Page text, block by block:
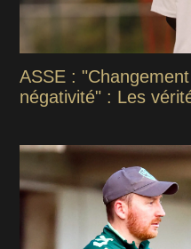
ASSE :
négativité" : Les